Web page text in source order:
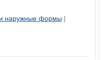
наружные формы|